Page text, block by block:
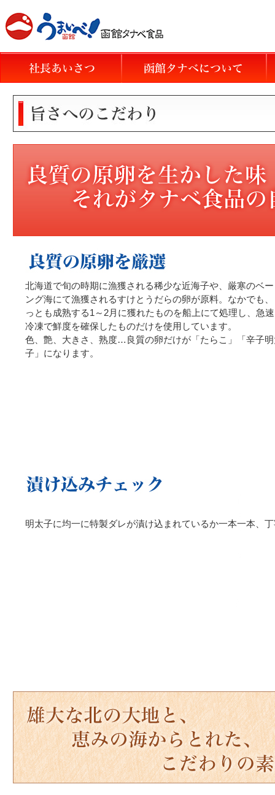
北海道で旬の時期に漁獲される稀少な近海子や、厳寒のベ
ング海にて漁獲されるすけとうだらの卵が原料。なかでも
っとも成熟する1～2月に獲れたものを船上にて処理し、急速
冷凍で鮮度を確保したものだけを使用しています。
色、艶、大きさ、熟度…良質の卵だけが「たらこ」「辛子
子」になります。
明太子に均一に特製ダレが漬け込まれているか一本一本、